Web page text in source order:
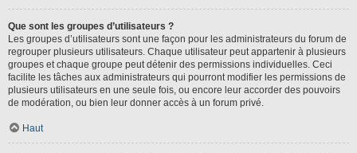
Que sont les groupes d’utilisateurs ?
Les groupes d’utilisateurs sont une façon pour les administrateurs du forum de
regrouper plusieurs utilisateurs. Chaque utilisateur peut appartenir à plusieurs
groupes et chaque groupe peut détenir des permissions individuelles. Ceci
facilite les tâches aux administrateurs qui pourront modifier les permissions de
plusieurs utilisateurs en une seule fois, ou encore leur accorder des pouvoirs
de modération, ou bien leur donner accès à un forum privé.
Haut